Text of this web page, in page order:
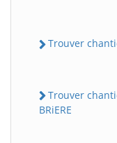
Trouver
Trouver
BRiERE